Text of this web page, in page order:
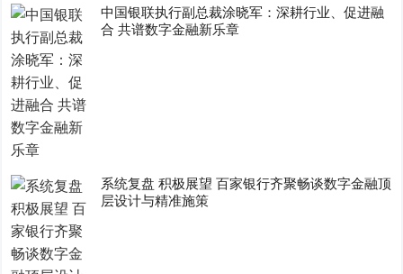
中国银联执行副总裁涂晓军：深耕行业、促进融
合 共谱数字金融新乐章
系统复盘 积极展望 百家银行齐聚畅谈数字金融顶
层设计与精准施策